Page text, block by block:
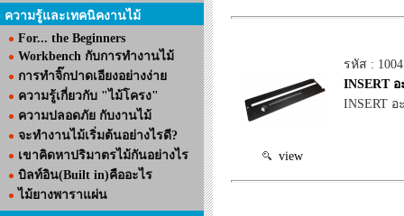
ความรู้และเทคนิคงานไม้
For... the Beginners
Workbench กับการทำงานไม้
การทำจิ๊กปาดเอียงอย่างง่าย
ความรู้เกี่ยวกับ "ไม้โครง"
ความปลอดภัย กับงานไม้
จะทำงานไม้เริ่มต้นอย่างไรดี?
เขาคิดหาปริมาตรไม้กันอย่างไร
บิลท์อิน(Built in)คืออะไร
ไม้ยางพาราแผ่น
view
รหัส :
INSERT อ
INSERT อ